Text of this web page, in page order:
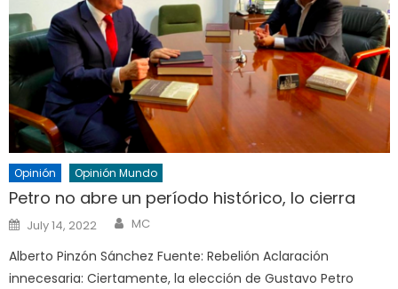
Opinión Opinión Mundo
Petro no abre un período histórico, lo cierra
Posted
on
July 14, 2022 Author
MC
Alberto Pinzón Sánchez Fuente: Rebelión Aclaración
innecesaria: Ciertamente, la elección de Gustavo Petro